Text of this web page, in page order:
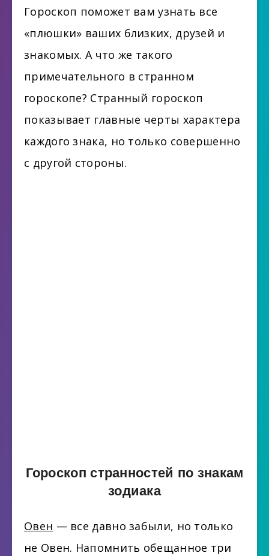
Гороскоп поможет вам узнать все
«плюшки» ваших близких, друзей и
знакомых. А что же такого
примечательного в странном
гороскопе? Странный гороскоп
показывает главные черты характера
каждого знака, но только совершенно
с другой стороны.
Гороскоп странностей по знакам
зодиака
Овен — все давно забыли, но только
не Овен. Напомнить обещанное три